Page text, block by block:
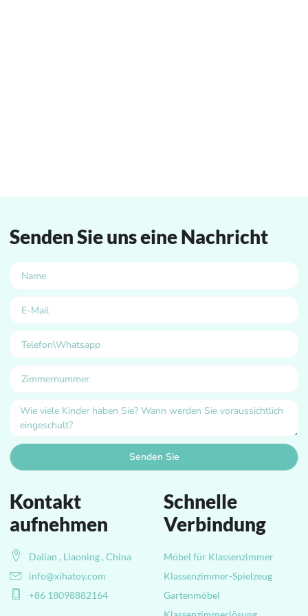
Schnelle
Verbindung
Möbel für Klassenzimmer
Klassenzimmer-Spielzeug
Gartenmöbel
Kontakt
aufnehmen
Dalian , Liaoning , China
info@xihatoy.com
+86 18098882164
Senden Sie uns eine Nachricht
Senden Sie